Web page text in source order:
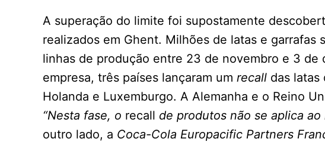
A superação do limite foi supostamente
realizados em Ghent. Milhões de latas e garrafas
linhas de produção entre 23 de novembro e 3 de
empresa, três países lançaram um recall das latas
Holanda e Luxemburgo. A Alemanha e o Reino
“Nesta fase, o recall de produtos não se aplica ao
outro lado, a Coca-Cola Europacific Partners